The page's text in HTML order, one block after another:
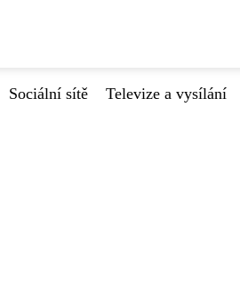
Sociální sítě Televize a vysílání